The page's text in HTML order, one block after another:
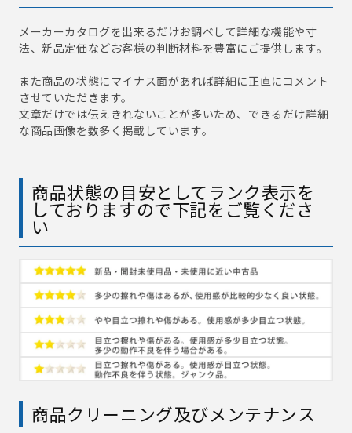
メーカーカタログを出来るだけお調べして詳細な機能や寸
法、新品定価などお客様の判断材料を豊富にご提供します。
また商品の状態にマイナス面があれば詳細に正直にコメント
させていただきます。
文章だけでは伝えきれないことが多いため、できるだけ詳細
な商品画像を数多く掲載しています。
商品状態の目安としてランク表示を
しておりますので下記をご覧くださ
い
商品クリーニング及びメンテナンス